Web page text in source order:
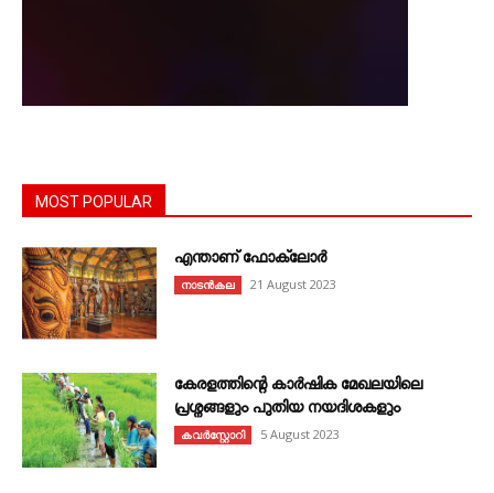
MOST POPULAR
എന്താണ്‌ ഫോക്‌ലോർ
നാടൻകല 21 August 2023
കേരളത്തിന്റെ കാർഷിക മേഖലയിലെ
പ്രശ്നങ്ങളും പുതിയ നയദിശകളും
കവര്‍സ്റ്റോറി 5 August 2023